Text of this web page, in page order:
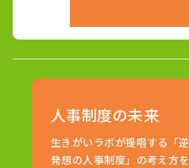
人事制度の未来
生きがいラボが提唱する「逆
発想の人事制度」の考え方を